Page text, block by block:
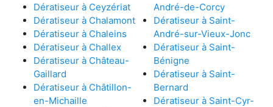
Dératiseur à Ceyzériat
Dératiseur à Chalamont
Dératiseur à Chaleins
Dératiseur à Challex
Dératiseur à Château-
Gaillard
Dératiseur à Châtillon-
en-Michaille
André-de-Corcy
Dératiseur à Saint-
André-sur-Vieux-Jonc
Dératiseur à Saint-
Bénigne
Dératiseur à Saint-
Bernard
Dératiseur à Saint-Cyr-